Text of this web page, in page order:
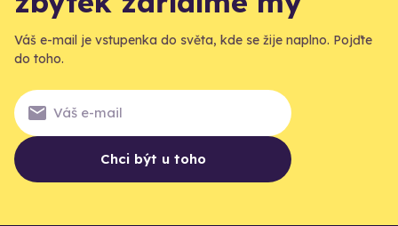
Váš e-mail je vstupenka do světa, kde se žije naplno. Pojďte
do toho.
Chci být u toho